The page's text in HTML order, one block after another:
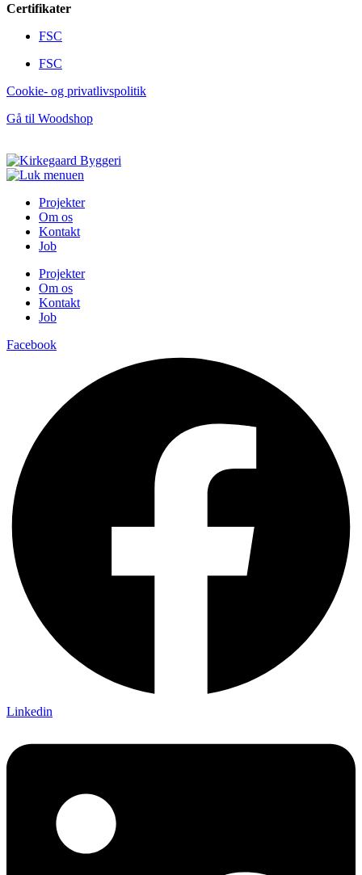
Certifikater
FSC
FSC
Cookie- og privatlivspolitik
Gå til Woodshop
Projekter
Om os
Kontakt
Job
Projekter
Om os
Kontakt
Job
Facebook
Linkedin